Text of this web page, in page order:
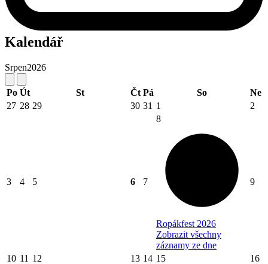
Kalendář
Srpen2026
Po Út St Čt Pá So
Ne
27 28 29 30 31 1 2
3 4 5 6 7
8
Ropákfest 2026
Zobrazit všechny
záznamy ze dne
9
10 11 12 13 14 15
16